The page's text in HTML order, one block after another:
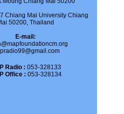
7 Chiang Mai University Chiang
50200, Thailand
E-mail:
Radio : 053-328133
Office : 053-328134